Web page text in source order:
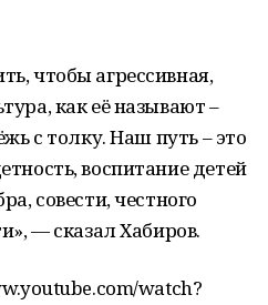
чтобы агрессивная,
как её называют –
с толку. Наш путь – это
воспитание детей
совести, честного
— сказал Хабиров.
watch?